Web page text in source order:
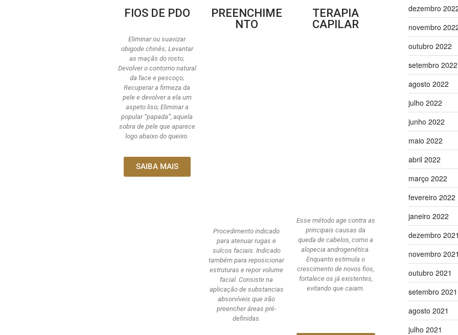
FIOS DE PDO
Eliminar ou suavizar
obigode chinês; Levantar
as maçãs do rosto;
Devolver o contorno natural
da face e pescoço;
Recuperar a firmeza da
pele e devolver a ela um
aspeto liso; Eliminar a
popular “papada”, aquela
sobra de pele que aparece
logo abaixo do queixo.
SAIBA MAIS
PREENCHIME
NTO
Procedimento indicado
para atenuar rugas e
sulcos faciais. Indicado
também para reposicionar
estruturas e repor volume
facial. Consiste na
aplicação de substancias
absorvíveis que irão
preencher áreas pré-
definidas.
TERAPIA
CAPILAR
Esse método age contra as
principais causas da
queda de cabelos, como a
alopecia androgenética.
Enquanto estimula o
crescimento de novos fios,
fortalece os já existentes,
evitando que caiam.
dezembro
novembro
outubro 2022
setembro 2022
agosto 2022
julho 2022
junho 2022
maio 2022
abril 2022
março 2022
fevereiro 2022
janeiro 2022
dezembro
novembro
outubro 2021
setembro 2021
agosto 2021
julho 2021